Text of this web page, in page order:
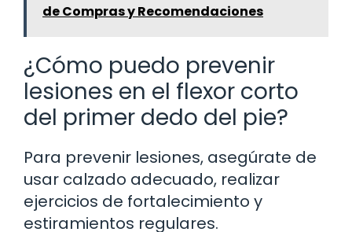
de Compras y Recomendaciones
¿Cómo puedo prevenir
lesiones en el flexor corto
del primer dedo del pie?
Para prevenir lesiones, asegúrate de
usar calzado adecuado, realizar
ejercicios de fortalecimiento y
estiramientos regulares.